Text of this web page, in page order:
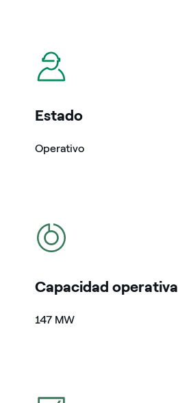
icono
Estado
Operativo
icono
Capacidad operativa
147 MW
icono